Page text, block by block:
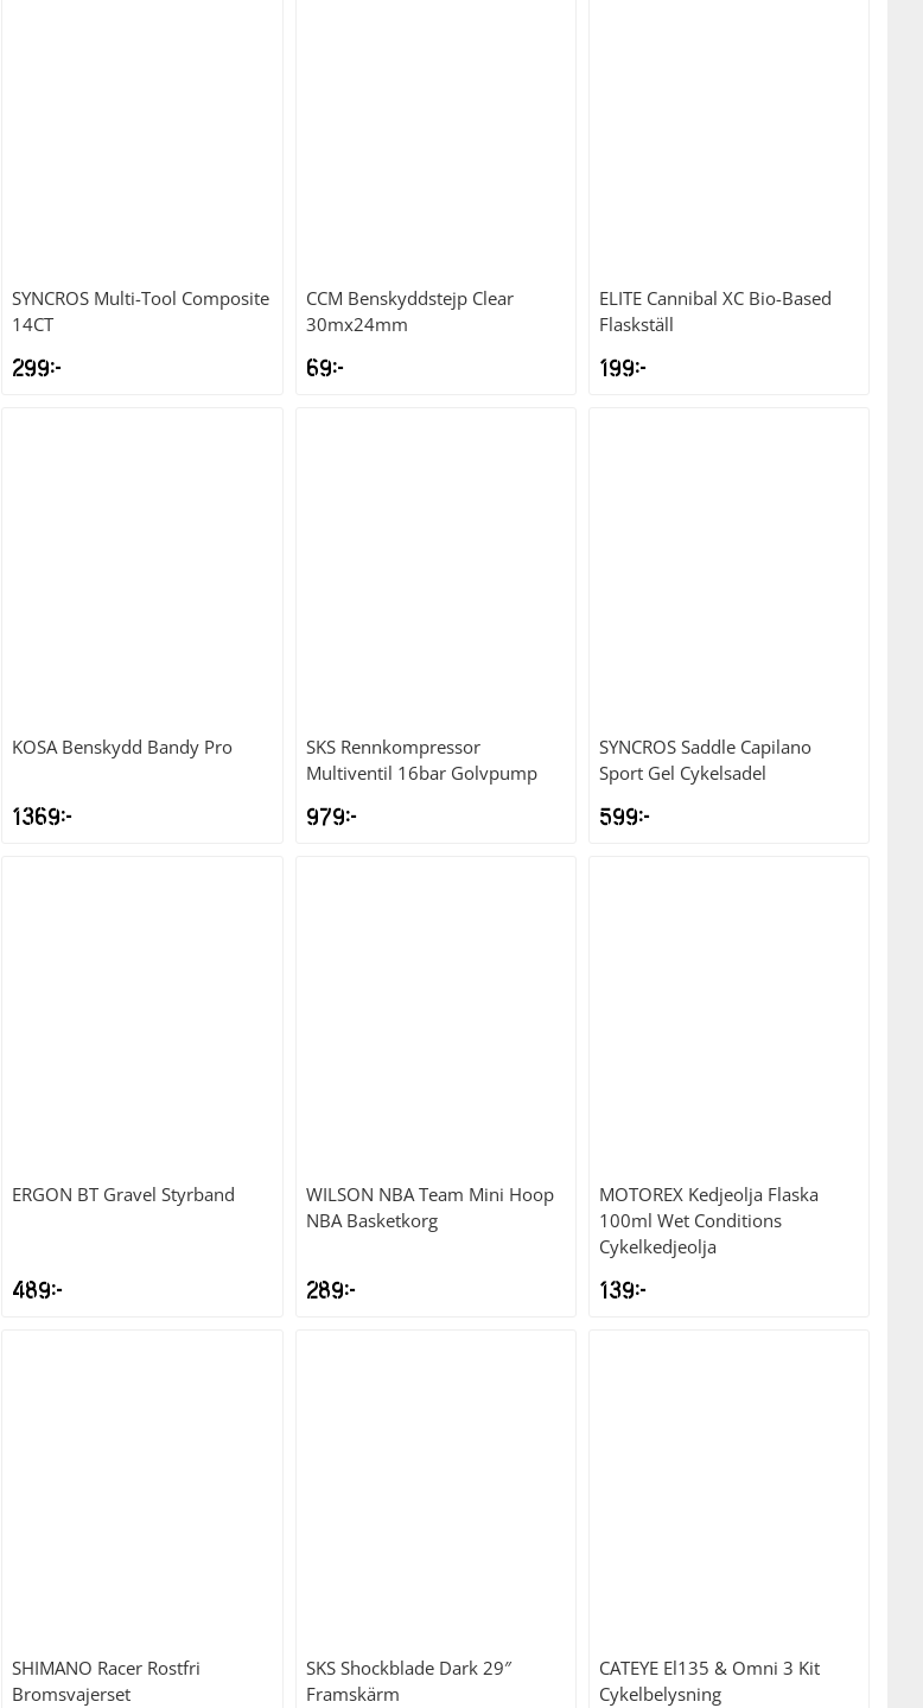
SYNCROS Multi-Tool Composite
14CT
299kr
CCM Benskyddstejp Clear
30mx24mm
69kr
ELITE Cannibal XC Bio-Based
Flaskställ
199kr
KOSA Benskydd Bandy Pro
1369kr
SKS Rennkompressor
Multiventil 16bar Golvpump
979kr
SYNCROS Saddle Capilano
Sport Gel Cykelsadel
599kr
ERGON BT Gravel Styrband
489kr
WILSON NBA Team Mini Hoop
NBA Basketkorg
289kr
MOTOREX Kedjeolja Flaska
100ml Wet Conditions
Cykelkedjeolja
139kr
SHIMANO Racer Rostfri
Bromsvajerset
SKS Shockblade Dark 29″
Framskärm
CATEYE El135 & Omni 3 Kit
Cykelbelysning